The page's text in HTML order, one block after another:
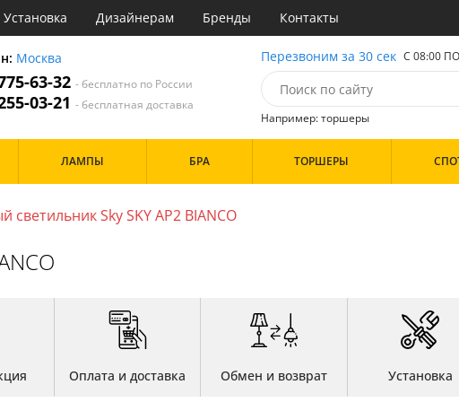
Установка Дизайнерам Бренды Контакты
Москва
63-32- бесплатно по России
03-21- бесплатная доставка
Перезвоним за 30 сек С 08:00
Например: торшеры
Кафе
Особенности
ЛАМПЫ БРА ТОРШЕРЫ
светильник Sky SKY AP2 BIANCO
Оплата и доставка Обмен и возврат Установка